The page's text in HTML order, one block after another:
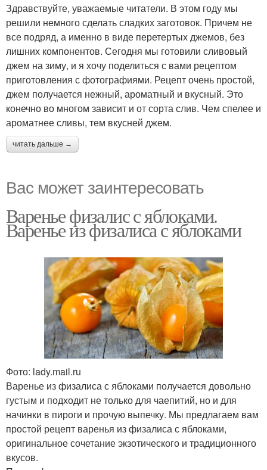
Здравствуйте, уважаемые читатели. В этом году мы
решили немного сделать сладких заготовок. Причем не
все подряд, а именно в виде перетертых джемов, без
лишних компонентов. Сегодня мы готовили сливовый
джем на зиму, и я хочу поделиться с вами рецептом
приготовления с фотографиями. Рецепт очень простой,
джем получается нежный, ароматный и вкусный. Это
конечно во многом зависит и от сорта слив. Чем спелее и
ароматнее сливы, тем вкусней джем.
читать дальше →
Вас может заинтересовать
Варенье физалис с яблоками.
Варенье из физалиса с яблоками
Фото: lady.mail.ru
Варенье из физалиса с яблоками получается довольно
густым и подходит не только для чаепитий, но и для
начинки в пироги и прочую выпечку. Мы предлагаем вам
простой рецепт варенья из физалиса с яблоками,
оригинальное сочетание экзотического и традиционного
вкусов.